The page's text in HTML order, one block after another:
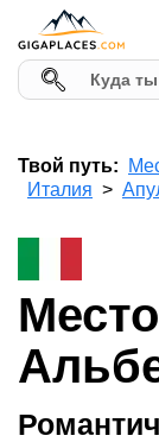
Твой путь:
Италия
Место